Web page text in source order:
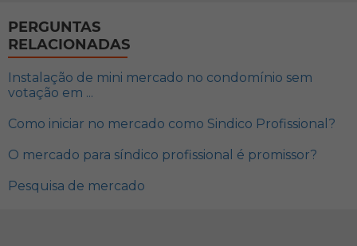
PERGUNTAS
RELACIONADAS
Instalação de mini mercado no condomínio sem
votação em ...
Como iniciar no mercado como Sindico Profissional?
O mercado para síndico profissional é promissor?
Pesquisa de mercado